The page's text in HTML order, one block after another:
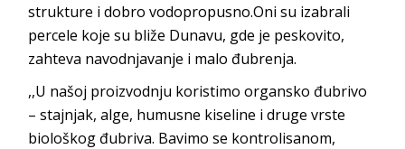
strukture i dobro vodopropusno.Oni su izabrali
percele koje su bliže Dunavu, gde je peskovito,
zahteva navodnjavanje i malo đubrenja.
,,U našoj proizvodnju koristimo organsko đubrivo
– stajnjak, alge, humusne kiseline i druge vrste
biološkog đubriva. Bavimo se kontrolisanom,